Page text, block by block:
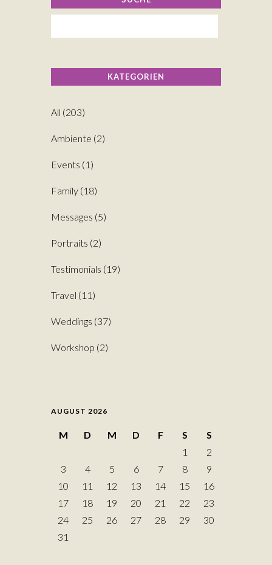
KATEGORIEN
All (203)
Ambiente (2)
Events (1)
Family (18)
Messages (5)
Portraits (2)
Testimonials (19)
Travel (11)
Weddings (37)
Workshop (2)
AUGUST 2026
M D M D F S
S
1
2
3
4 5 6 7 8
9
10
11 12 13 14 15
16
17
18 19 20 21 22
23
24
25 26 27 28 29
30
31